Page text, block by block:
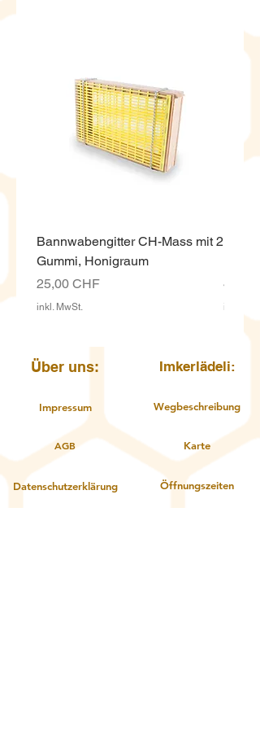
Bannwabengitter CH-Mass mit 2
Gummi, Honigraum
Preis
25,00 CHF
inkl. MwSt.
Preis
4,00
inkl.
Über uns: Imkerlädeli:
Impressum
AGB
Datenschutzerklärung
Wegbeschreibung
Karte
Öffnungszeiten